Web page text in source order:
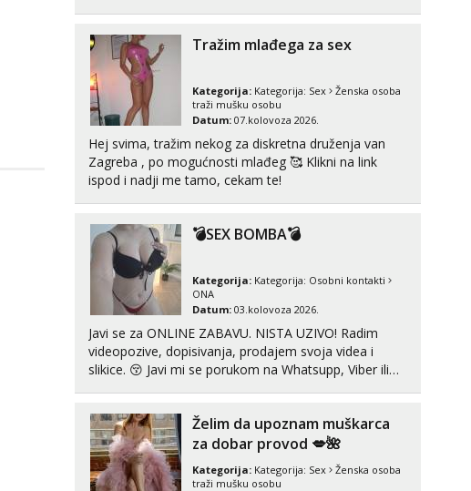
Čekam tvoj poziv!
064/677-677- Kod: #135
Čekam tvoj poziv!
Tel:064/677-677 - Kod: #128
tel:0,93€ - mob:1,12€ min
Tel: 064/677-677- Kod: #123
tel:0,93€ - mob:1,12€ min
Anđela
Čekam tvoj poziv!
Tel: 064/677-677- Kod: #142
tel:0,93€ - mob:1,12€ min
poljupce po tijelu koji me jako pale,obozavam kad
muskar...
Tražim mlađega za sex
Kategorija: Kategorija: Sex
Ženska osoba
traži mušku osobu
Datum: 07.kolovoza 2026.
Hej svima, tražim nekog za diskretna druženja van
Zagreba , po mogućnosti mlađeg 🥰 Klikni na link
ispod i nadji me tamo, cekam te!
💣SEX BOMBA💣
Kategorija: Kategorija: Osobni kontakti
ONA
Datum: 03.kolovoza 2026.
Javi se za ONLINE ZABAVU. NISTA UZIVO! Radim
videopozive, dopisivanja, prodajem svoja videa i
slikice. 😚 Javi mi se porukom na Whatsupp, Viber ili
Želim da upoznam muškarca
za dobar provod 💋🌺
Kategorija: Kategorija: Sex
Ženska osoba
traži mušku osobu